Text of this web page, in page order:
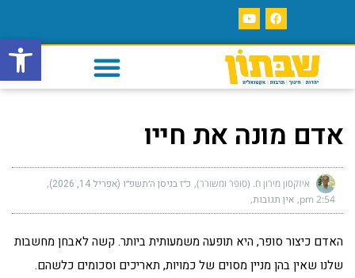
פתח
אדם מונה את חייו
איזקסון מירון ח. (סופר ומשורר) כ״ז בניסן ה׳תשפ״ו (אפריל 14, 2026)
2:54 pm אין תגובות
האדם כיצור סופר, היא תופעה משמעותית ביותר. קשה לאבחן מחשבות
שלנו שאין בהן מניין מסוים של כמויות, תאריכים וסכומים כלשהם.